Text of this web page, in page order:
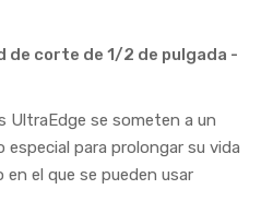
corte de 1/2 de pulgada -
UltraEdge se someten a un
para prolongar su vida
el que se pueden usar